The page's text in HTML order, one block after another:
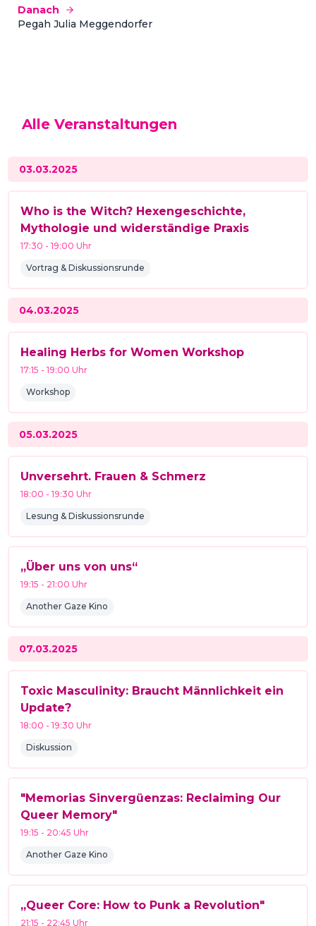
Danach
Pegah Julia Meggendorfer
Alle Veranstaltungen
03.03.2025
Who is the Witch? Hexengeschichte,
Mythologie und widerständige Praxis
17:30 -19:00 Uhr
Vortrag & Diskussionsrunde
04.03.2025
Healing Herbs for Women Workshop
17:15 -19:00 Uhr
Workshop
05.03.2025
Unversehrt. Frauen & Schmerz
18:00 -19:30 Uhr
Lesung & Diskussionsrunde
„Über uns von uns“
19:15 - 21:00 Uhr
Another Gaze Kino
07.03.2025
Toxic Masculinity: Braucht Männlichkeit ein
Update?
18:00 -19:30 Uhr
Diskussion
"Memorias Sinvergüenzas: Reclaiming Our
Queer Memory"
19:15 - 20:45 Uhr
Another Gaze Kino
„Queer Core: How to Punk a Revolution"
21:15 - 22:45 Uhr